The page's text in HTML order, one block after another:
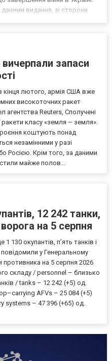
видання, зі сторони
запаси
кінця лютого, армія США вже
високоточних ракет
агентства Reuters, Сполучені
класу «земля – земля».
коштують понад
незамінними у разі
Росією. Крім того, за даними
майже полов...
12 242 танки,
на 5 серпня
130 окупантів, пʼять танків і
у Генеральному
противника на 5 серпня 2026
складу / personnel – близько
/ tanks – 12 242 (+5) од.
AFVs – 25 084 (+5)
systems – 47 396 (+65) од.